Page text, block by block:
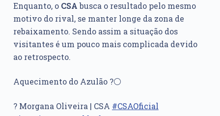
Enquanto, o CSAbusca o resultado pelo mesmo
motivo do rival, se manter longe da zona de
rebaixamento. Sendo assim a situação dos
visitantes é um pouco mais complicada devido
ao retrospecto.
Aquecimento do Azulão ?⚪️
? Morgana Oliveira | CSA #CSAOficial